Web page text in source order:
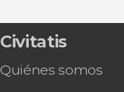
Visita guiada por
Descenso del río
Civitatis
Quiénes somos